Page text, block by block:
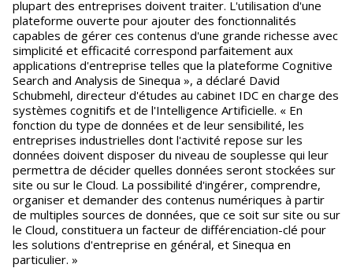
plupart des entreprises doivent traiter. L'utilisation d'une
plateforme ouverte pour ajouter des fonctionnalités
capables de gérer ces contenus d'une grande richesse avec
simplicité et efficacité correspond parfaitement aux
applications d'entreprise telles que la plateforme Cognitive
Search and Analysis de Sinequa », a déclaré David
Schubmehl, directeur d'études au cabinet IDC en charge des
systèmes cognitifs et de l'Intelligence Artificielle. « En
fonction du type de données et de leur sensibilité, les
entreprises industrielles dont l'activité repose sur les
données doivent disposer du niveau de souplesse qui leur
permettra de décider quelles données seront stockées sur
site ou sur le Cloud. La possibilité d'ingérer, comprendre,
organiser et demander des contenus numériques à partir
de multiples sources de données, que ce soit sur site ou sur
le Cloud, constituera un facteur de différenciation-clé pour
les solutions d'entreprise en général, et Sinequa en
particulier. »